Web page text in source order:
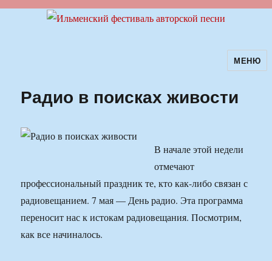
Ильменский фестиваль авторскойМЕНЮ
Радио в поисках живости
В начале этой недели
отмечают
профессиональный праздник те, кто как-либо связан с
радиовещанием. 7 мая — День радио. Эта программа
переносит нас к истокам радиовещания. Посмотрим,
как все начиналось.